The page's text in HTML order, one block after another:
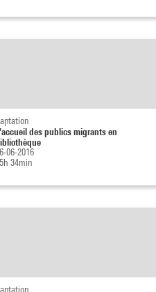
des publics migrants en
06-2016
34min